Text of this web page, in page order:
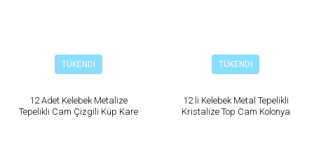
TÜKENDİ
12 Adet Kelebek Metalize
Tepelikli Cam Çizgili Küp Kare
TÜKENDİ
12 li Kelebek Metal Tepelikli
Kristalize Top Cam Kolonya